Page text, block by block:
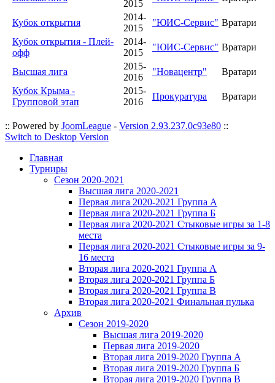
2015
Кубок открытия
2014-
2015
"ЮИС-Сервис" Вратари
Кубок открытия - Плей-
офф
2014-
2015
"ЮИС-Сервис" Вратари
Высшая лига
2015-
2016
"Новацентр"
Вратари
Кубок Крыма -
Групповой этап
2015-
2016
Прокуратура Вратари
:: Powered by JoomLeague - Version 2.93.237.0c93e80 ::
Switch to Desktop Version
Главная
Турниры
Сезон 2020-2021
Высшая лига 2020-2021
Первая лига 2020-2021 Группа А
Первая лига 2020-2021 Группа Б
Первая лига 2020-2021 Стыковые игры за 1-8
места
Первая лига 2020-2021 Стыковые игры за 9-
16 места
Вторая лига 2020-2021 Группа А
Вторая лига 2020-2021 Группа Б
Вторая лига 2020-2021 Группа В
Вторая лига 2020-2021 Финальная пулька
Архив
Сезон 2019-2020
Высшая лига 2019-2020
Первая лига 2019-2020
Вторая лига 2019-2020 Группа А
Вторая лига 2019-2020 Группа Б
Вторая лига 2019-2020 Группа В